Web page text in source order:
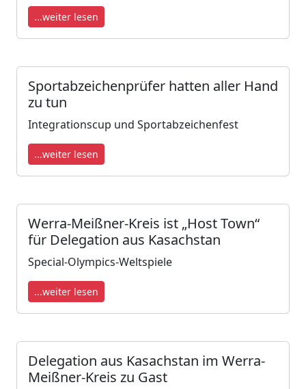
...weiter lesen
Sportabzeichenprüfer hatten aller Hand
zu tun
Integrationscup und Sportabzeichenfest
...weiter lesen
Werra-Meißner-Kreis ist „Host Town“
für Delegation aus Kasachstan
Special-Olympics-Weltspiele
...weiter lesen
Delegation aus Kasachstan im Werra-
Meißner-Kreis zu Gast